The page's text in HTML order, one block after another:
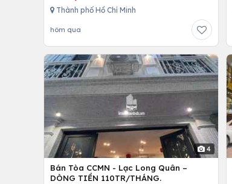
Thành phố Hồ Chí Minh
hôm qua
4
Bán Tòa CCMN - Lạc Long Quân –
DÒNG TIỀN 110TR/THÁNG.